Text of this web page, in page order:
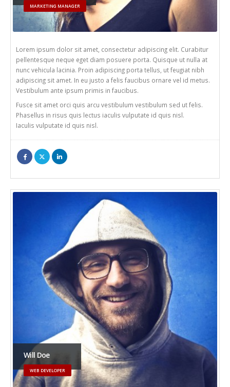
MARKETING MANAGER
Lorem ipsum dolor sit amet, consectetur adipiscing elit. Curabitur
pellentesque neque eget diam posuere porta. Quisque ut nulla at
nunc vehicula lacinia. Proin adipiscing porta tellus, ut feugiat nibh
adipiscing sit amet. In eu justo a felis faucibus ornare vel id metus.
Vestibulum ante ipsum primis in faucibus.
Fusce sit amet orci quis arcu vestibulum vestibulum sed ut felis.
Phasellus in risus quis lectus iaculis vulputate id quis nisl.
Iaculis vulputate id quis nisl.
Will Doe
WEB DEVELOPER